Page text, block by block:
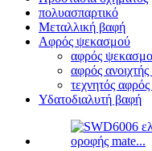
πολυασπαρτικό
Μεταλλική βαφή
Αφρός ψεκασμού
αφρός
αφρός
τεχνητός
Υδατοδιαλυτή βαφή